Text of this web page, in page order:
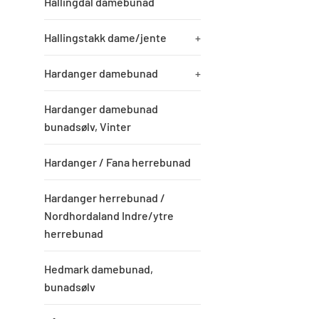
Hallingstakk dame/jente +
Hardanger damebunad +
Hardanger damebunad
bunadsølv, Vinter
Hardanger / Fana herrebunad
Hardanger herrebunad /
Nordhordaland Indre/ytre
herrebunad
Hedmark damebunad,
bunadsølv